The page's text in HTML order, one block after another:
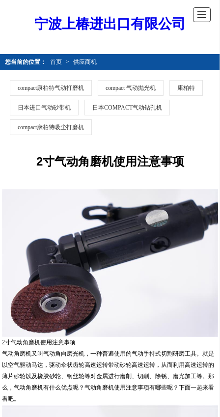
宁波上椿进出口有限公司
您当前的位置： 首页 > 供应商机
compact康柏特气动打磨机 compact 气动抛光机 康柏特
日本进口气动砂带机 日本COMPACT气动钻孔机
compact康柏特吸尘打磨机
2寸气动角磨机使用注意事项
2寸气动角磨机使用注意事项
气动角磨机又叫气动角向磨光机，一种普遍使用的气动手持式切割研磨工具。就是
以空气驱动马达，驱动伞状齿轮高速运转带动砂轮高速运转，从而利用高速运转的
薄片砂轮以及橡胶砂轮、钢丝轮等对金属进行磨削、切削、除锈、磨光加工等。那
么，气动角磨机有什么优点呢？气动角磨机使用注意事项有哪些呢？下面一起来看
看吧。